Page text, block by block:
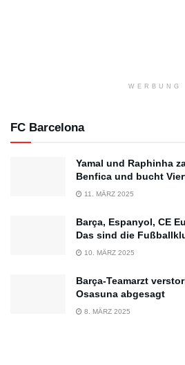
WERBUNG
FC Barcelona
Yamal und Raphinha
Benfica und bucht
11. MÄRZ 2025
Barça, Espanyol, CE
Das sind die
10. MÄRZ 2025
Barça-Teamarzt
Osasuna abgesagt
8. MÄRZ 2025